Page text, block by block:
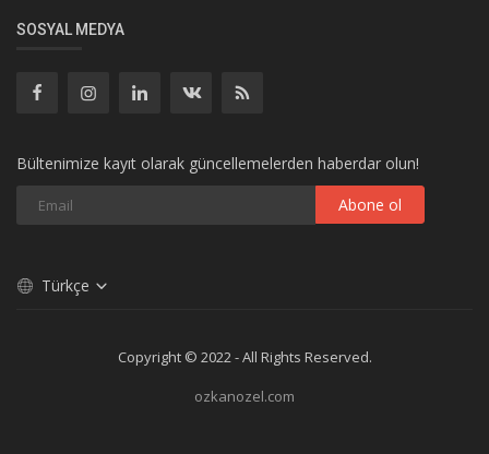
SOSYAL MEDYA
Bültenimize kayıt olarak güncellemelerden haberdar olun!
Abone ol
Türkçe
Copyright © 2022 - All Rights Reserved.
ozkanozel.com